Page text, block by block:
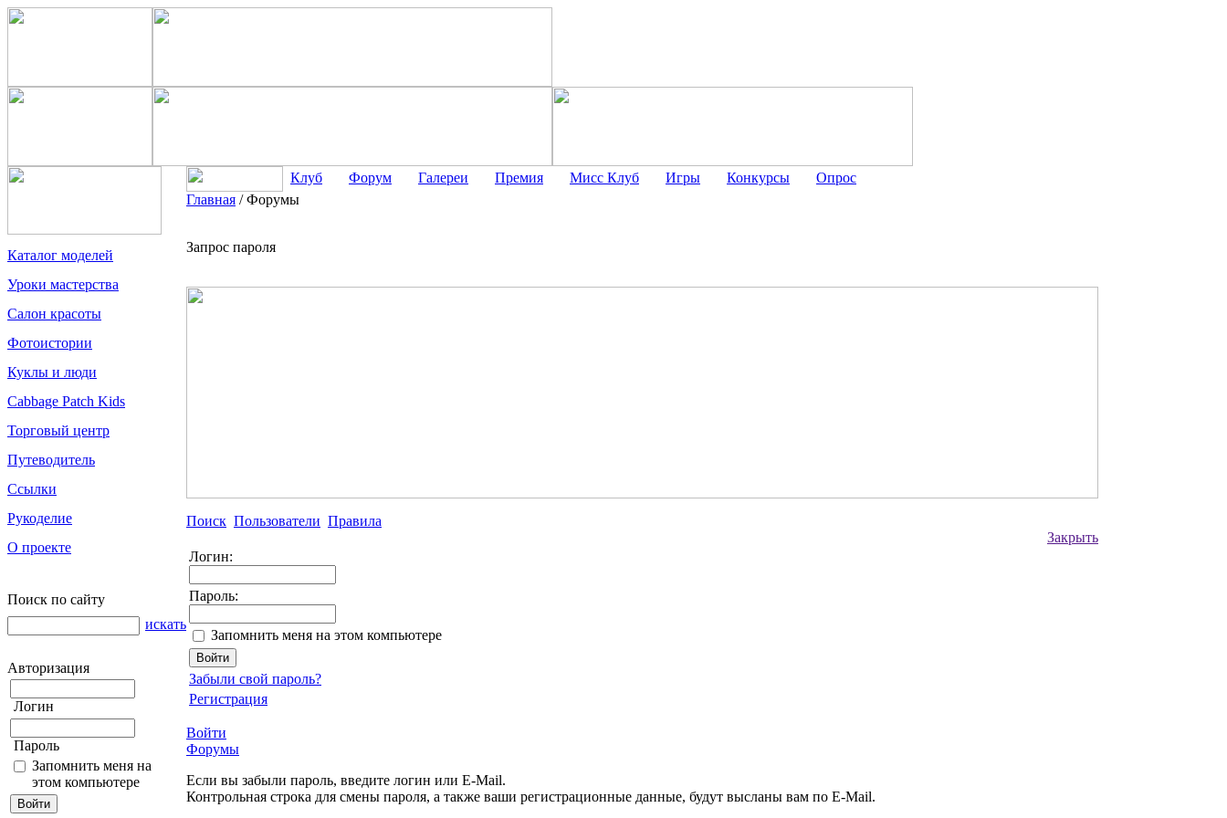
Каталог моделей
Уроки мастерства
Салон красоты
Фотоистории
Куклы и люди
Cabbage Patch Kids
Торговый центр
Путеводитель
Ссылки
Рукоделие
О проекте
Поиск по сайту
искать
Авторизация
Логин
Пароль
Запомнить меня на
этом компьютере
Клуб Форум Галереи Премия Мисс Клуб Игры Конкурсы
Опрос
Главная /Форумы
Запрос пароля
Поиск Пользователи Правила
Закрыть
Логин:
Пароль:
Запомнить меня на этом компьютере
Забыли свой пароль?
Регистрация
Войти
Форумы
Если вы забыли пароль, введите логин или E-Mail.
Контрольная строка для смены пароля, а также ваши регистрационные данные, будут высланы вам по E-Mail.